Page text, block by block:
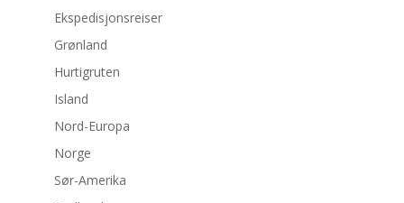
Ekspedisjonsreiser
Grønland
Hurtigruten
Island
Nord-Europa
Norge
Sør-Amerika